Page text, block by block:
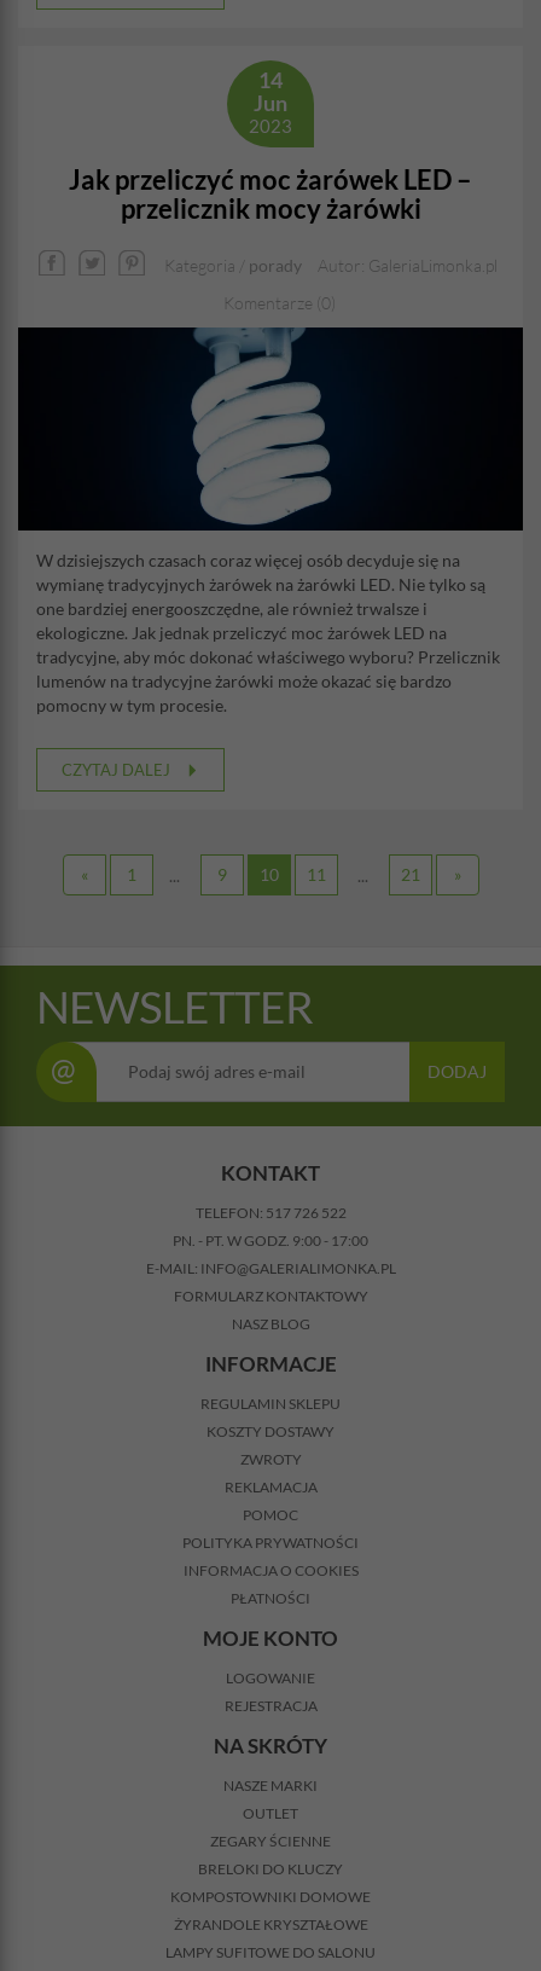
14
Jun
2023
Jak przeliczyć moc żarówek LED –
przelicznik mocy żarówki
Kategoria / porady
Autor: GaleriaLimonka.pl
Komentarze (0)
W dzisiejszych czasach coraz więcej osób decyduje się na
wymianę tradycyjnych żarówek na żarówki LED. Nie tylko są
one bardziej energooszczędne, ale również trwalsze i
ekologiczne. Jak jednak przeliczyć moc żarówek LED na
tradycyjne, aby móc dokonać właściwego wyboru? Przelicznik
lumenów na tradycyjne żarówki może okazać się bardzo
pomocny w tym procesie.
CZYTAJ DALEJ
« 1 ... 9 10 11 ... 21 »
NEWSLETTER
@ DODAJ
KONTAKT
TELEFON: 517 726 522
PN. - PT. W GODZ. 9:00 - 17:00
E-MAIL: INFO@GALERIALIMONKA.PL
FORMULARZ KONTAKTOWY
NASZ BLOG
INFORMACJE
REGULAMIN SKLEPU
KOSZTY DOSTAWY
ZWROTY
REKLAMACJA
POMOC
POLITYKA PRYWATNOŚCI
INFORMACJA O COOKIES
PŁATNOŚCI
MOJE KONTO
LOGOWANIE
REJESTRACJA
NA SKRÓTY
NASZE MARKI
OUTLET
ZEGARY ŚCIENNE
BRELOKI DO KLUCZY
KOMPOSTOWNIKI DOMOWE
ŻYRANDOLE KRYSZTAŁOWE
LAMPY SUFITOWE DO SALONU